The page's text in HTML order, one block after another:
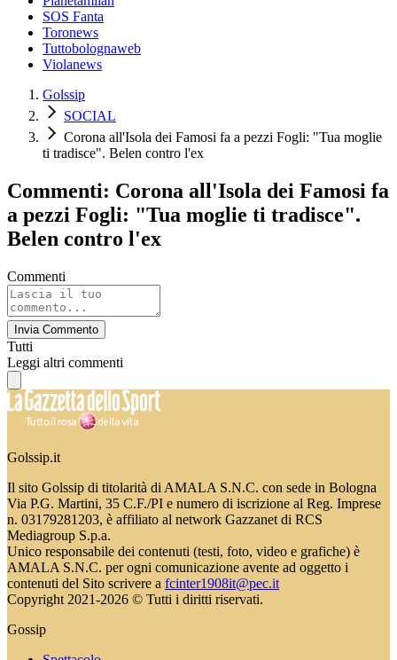
SOS Fanta
Toronews
Tuttobolognaweb
Violanews
Golssip
SOCIAL
Corona all'Isola dei Famosi fa a pezzi Fogli: "Tua moglie
ti tradisce". Belen contro l'ex
Commenti: Corona all'Isola dei Famosi fa
a pezzi Fogli: "Tua moglie ti tradisce".
Belen contro l'ex
Commenti
Invia Commento
Tutti
Leggi altri commenti
Golssip.it
Il sito Golssip di titolarità di AMALA S.N.C. con sede in Bologna
Via P.G. Martini, 35 C.F./PI e numero di iscrizione al Reg. Imprese
n. 03179281203, è affiliato al network Gazzanet di RCS
Mediagroup S.p.a.
Unico responsabile dei contenuti (testi, foto, video e grafiche) è
AMALA S.N.C. per ogni comunicazione avente ad oggetto i
contenuti del Sito scrivere a fcinter1908it@pec.it
Copyright 2021-2026 © Tutti i diritti riservati.
Gossip